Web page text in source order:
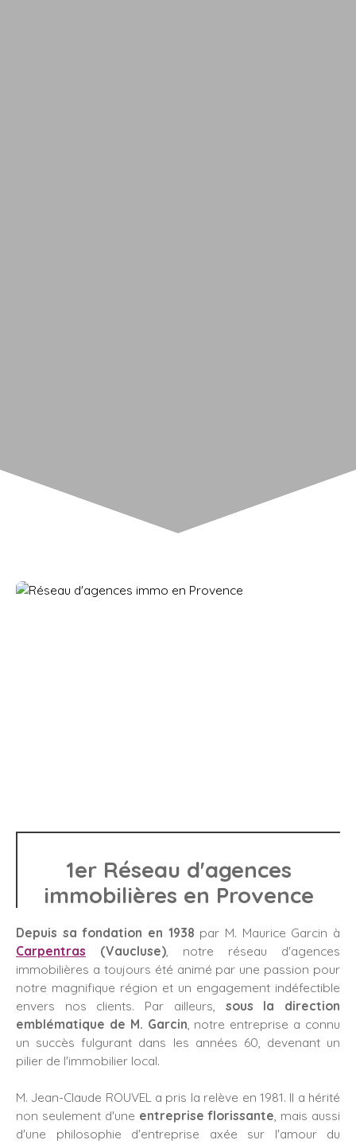
1er Réseau d'agences
immobilières en Provence
Depuis sa fondation en 1938 par M. Maurice Garcin à
Carpentras (Vaucluse), notre réseau d'agences
immobilières a toujours été animé par une passion pour
notre magnifique région et un engagement indéfectible
envers nos clients. Par ailleurs, sous la direction
emblématique de M. Garcin, notre entreprise a connu
un succès fulgurant dans les années 60, devenant un
pilier de l'immobilier local.
M. Jean-Claude ROUVEL a pris la relève en 1981. Il a hérité
non seulement d'une entreprise florissante, mais aussi
d'une philosophie d'entreprise axée sur l'amour du